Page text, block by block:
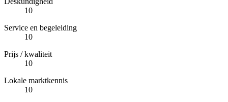
10
Service en begeleiding
10
Prijs / kwaliteit
10
Lokale marktkennis
10